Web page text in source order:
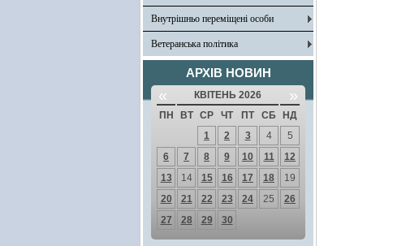
Внутрішньо переміщені особи
Ветеранська політика
АРХІВ НОВИН
« КВІТЕНЬ 2026 »
ПН ВТ СР ЧТ ПТ СБ
НД
1
2 3 4
5
6
7 8 9 10 11
12
13
14 15 16 17 18
19
20
21 22 23 24 25
26
27
28 29 30